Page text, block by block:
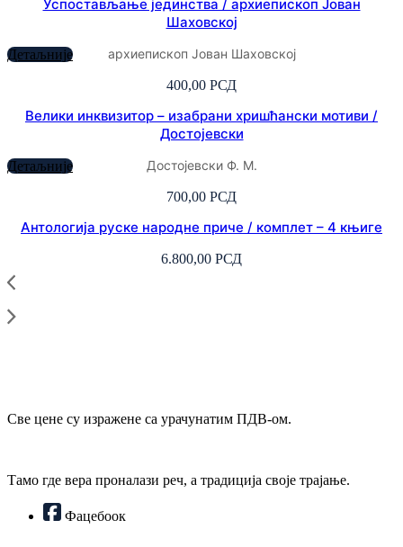
Успостављање јединства / архиепископ Јован
Шаховској
архиепископ Јован Шаховској
400,00 РСД
Детаљније
Велики инквизитор – изабрани хришћански мотиви /
Достојевски
Достојевски Ф. М.
700,00 РСД
Детаљније
Антологија руске народне приче / комплет – 4 књиге
6.800,00 РСД
Све цене су изражене са урачунатим ПДВ-ом.
Тамо где вера проналази реч, а традиција своје трајање.
Фацебоок